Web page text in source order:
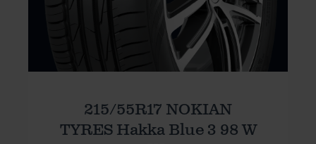
215/55R17 NOKIAN
TYRES Hakka Blue 3 98 W